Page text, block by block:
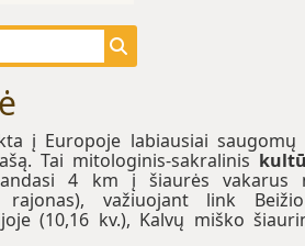
į Europoje labiausiai saugomų
Tai mitologinis-sakralinis
4 km į šiaurės vakarus
rajonas), važiuojant link
(10,16 kv.), Kalvų miško